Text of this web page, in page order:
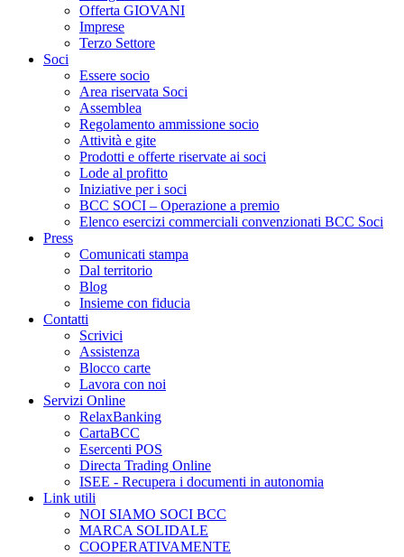
Offerta GIOVANI
Imprese
Terzo Settore
Soci
Essere socio
Area riservata Soci
Assemblea
Regolamento ammissione socio
Attività e gite
Prodotti e offerte riservate ai soci
Lode al profitto
Iniziative per i soci
BCC SOCI – Operazione a premio
Elenco esercizi commerciali convenzionati BCC Soci
Press
Comunicati stampa
Dal territorio
Blog
Insieme con fiducia
Contatti
Scrivici
Assistenza
Blocco carte
Lavora con noi
Servizi Online
RelaxBanking
CartaBCC
Esercenti POS
Directa Trading Online
ISEE - Recupera i documenti in autonomia
Link utili
NOI SIAMO SOCI BCC
MARCA SOLIDALE
COOPERATIVAMENTE